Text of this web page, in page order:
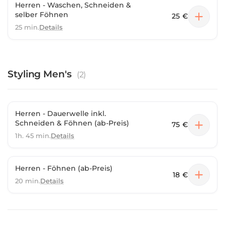
Herren - Waschen, Schneiden &
selber Föhnen
25 min.Details
25 €
Styling Men's (2)
Herren - Dauerwelle inkl.
Schneiden & Föhnen (ab-Preis)
1h. 45 min.Details
75 €
Herren - Föhnen (ab-Preis)
20 min.Details
18 €